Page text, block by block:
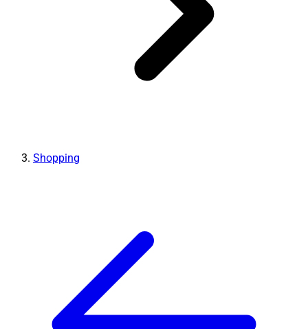
Shopping